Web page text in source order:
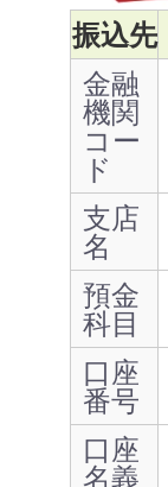
振込先
金融
機関
コー
ド
支店
名
預金
科目
口座
番号
口座
名義